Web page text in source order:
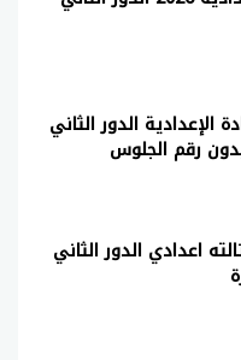
الإعدادية الدور الثاني
اعدادي الدور الثاني